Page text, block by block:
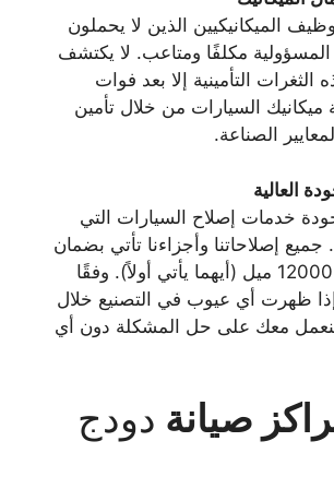
الميكانيكيين الذين لا يحملون
المسؤولية مكلفًا ومتاعب. لا يكتشف
الثغرات التأمينية إلا بعد فوات
ميكانيك السيارات من خلال تأمين
الصناعة.
العالية
خدمات إصلاح السيارات التي
جميع إصلاحاتنا وأجزاءنا تأتي بضمان
لمدة 12 شهرًا / 12000 ميل (أيهما يأتي أولاً). وفقًا
ظهرت أي عيوب في التصنيع خلال
معك على حل المشكلة دون أي
صيانة دودج